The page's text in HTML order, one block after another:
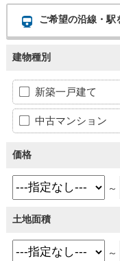
ご希望の沿線・駅
建物種別
新築一戸建て
中古マンション
価格
～
土地面積
～